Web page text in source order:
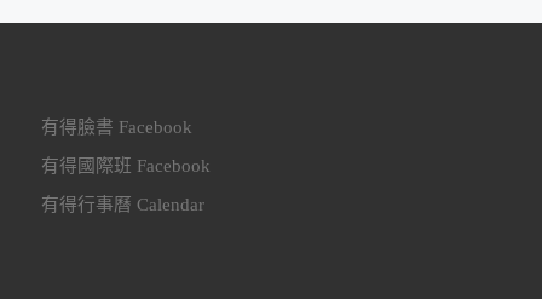
有得臉書 Facebook
有得國際班 Facebook
有得行事曆 Calendar